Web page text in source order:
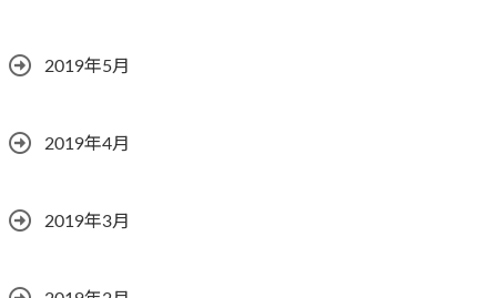
2019年5月
2019年4月
2019年3月